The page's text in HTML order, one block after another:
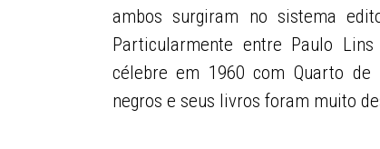
ambos surgiram no sistema
Particularmente entre Paulo
célebre em 1960 com Quarto
negros e seus livros foram muito